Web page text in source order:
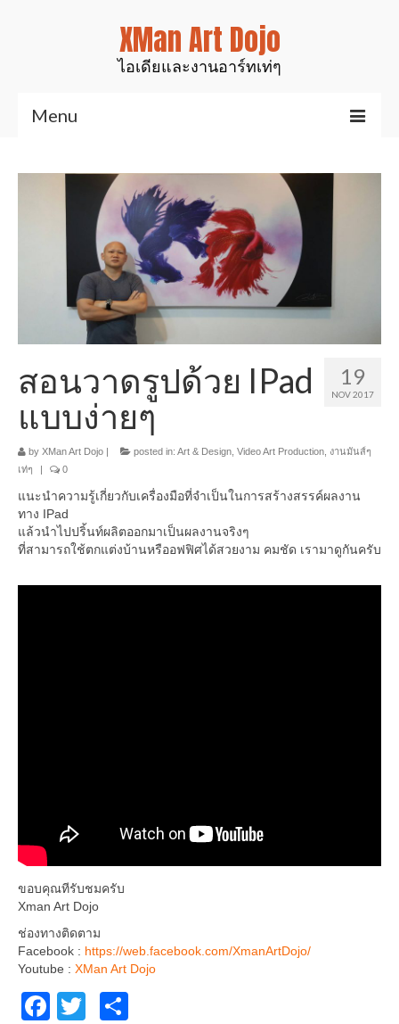
XMan Art Dojo
ไอเดียและงานอาร์ทเท่ๆ
Menu
Art & Design
งานมันส์ๆเท่ๆ
สินค้าของเรา
งานเรซิ่นเคลือบไม้
งานศิลป์สำหรับตกแต่ง
รูปปั้นสัตว์ต่างๆ
อื่นๆ
19
NOV 2017
สอนวาดรูปด้วย IPad
แบบง่ายๆ
by XMan Art Dojo posted in: Art & Design, Video Art Production, งานมันส์ๆ
เท่ๆ
0
แนะนำความรู้เกี่ยวกับเครื่องมือที่จำเป็นในการสร้างสรรค์ผลงาน
ทาง IPad
แล้วนำไปปริ้นท์ผลิตออกมาเป็นผลงานจริงๆ
ที่สามารถใช้ตกแต่งบ้านหรืออฟฟิศได้สวยงาม คมชัด เรามาดูกันครับ
ขอบคุณทีรับชมครับ
Xman Art Dojo
ช่องทางติดตาม
Facebook : https://web.facebook.com/XmanArtDojo/
Youtube : XMan Art Dojo
Facebook
Twitter